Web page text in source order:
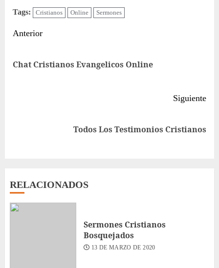
Tags: Cristianos Online Sermones
Sigue
Anterior
Chat Cristianos Evangelicos Online
Siguiente
Todos Los Testimonios Cristianos
RELACIONADOS
Sermones Cristianos
Bosquejados
13 DE MARZO DE 2020